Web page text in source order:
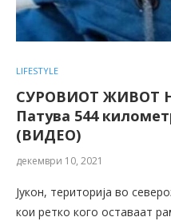
LIFESTYLE
СУРОВИОТ ЖИВОТ
Патува 544
(ВИДЕО)
декември 10, 2021
Јукон, територија во
кои ретко кого оставаат